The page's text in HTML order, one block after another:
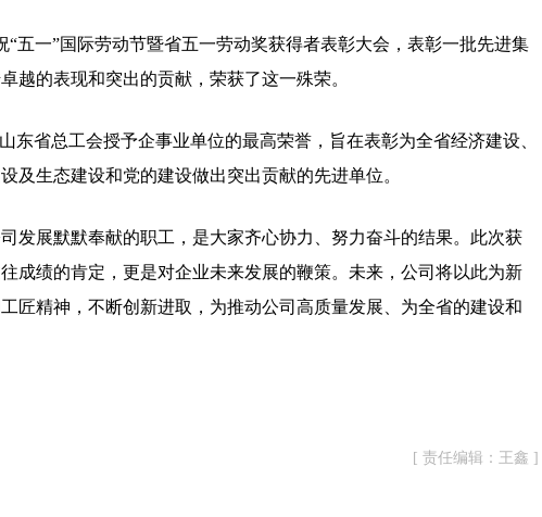
“五一”国际劳动节暨省五一劳动奖获得者表彰大会，表彰一批先进集
越的表现和突出的贡献，荣获了这一殊荣。
东省总工会授予企事业单位的最高荣誉，旨在表彰为全省经济建设、
及生态建设和党的建设做出突出贡献的先进单位。
发展默默奉献的职工，是大家齐心协力、努力奋斗的结果。此次获
成绩的肯定，更是对企业未来发展的鞭策。未来，公司将以此为新
匠精神，不断创新进取，为推动公司高质量发展、为全省的建设和
[ 责任编辑：王鑫 ]